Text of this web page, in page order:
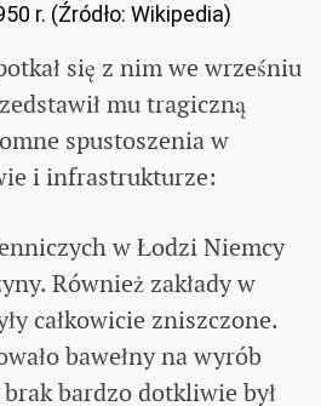
r. (Źródło: Wikipedia)
się z nim we wrześniu
mu tragiczną
spustoszenia w
i infrastrukturze:
w Łodzi Niemcy
Również zakłady w
całkowicie zniszczone.
bawełny na wyrób
bardzo dotkliwie był